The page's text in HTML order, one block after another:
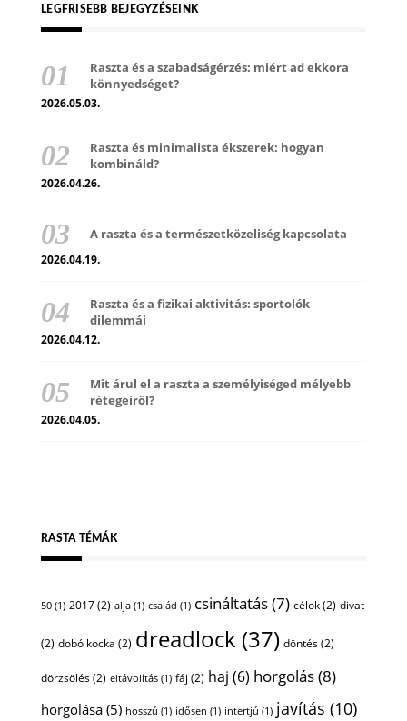
LEGFRISEBB BEJEGYZÉSEINK
Raszta és a szabadságérzés: miért ad ekkora
könnyedséget?
2026.05.03.
Raszta és minimalista ékszerek: hogyan
kombináld?
2026.04.26.
A raszta és a természetközeliség kapcsolata
2026.04.19.
Raszta és a fizikai aktivitás: sportolók
dilemmái
2026.04.12.
Mit árul el a raszta a személyiséged mélyebb
rétegeiről?
2026.04.05.
RASTA TÉMÁK
50 (1) 2017(2) alja (1) család (1) csináltatás(7) célok(2) divat
(2) dobó kocka (2) dreadlock (37) döntés(2)
dörzsölés(2) eltávolítás (1) fáj (2) haj (6) horgolás(8)
horgolása(5) hosszú (1) idősen (1) intertjú (1) javítás (10)